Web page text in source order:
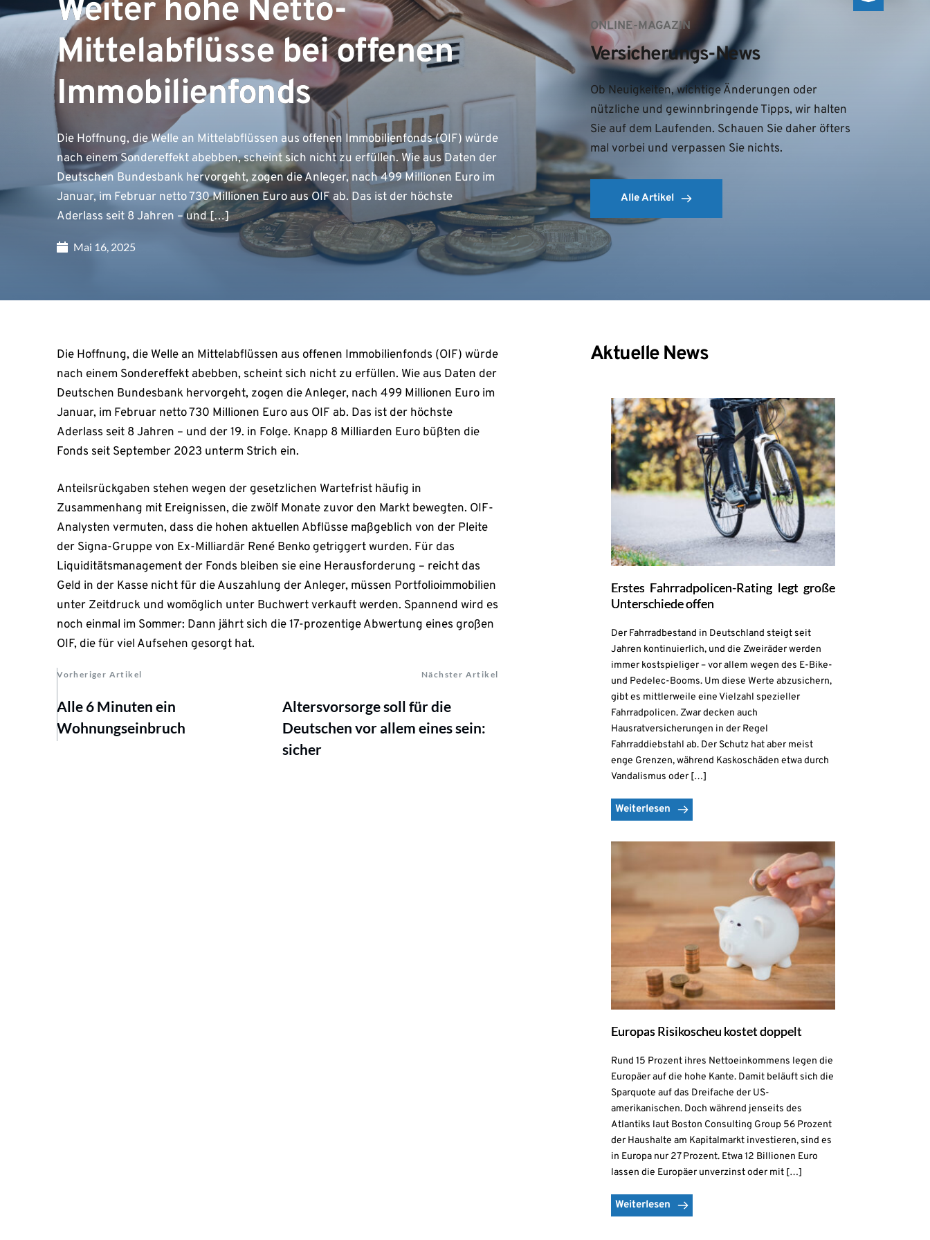
Weiter hohe Netto-
Mittelabflüsse bei offenen
Immobilienfonds
Die Hoffnung, die Welle an Mittelabflüssen aus offenen Immobilienfonds (OIF) würde
nach einem Sondereffekt abebben, scheint sich nicht zu erfüllen. Wie aus Daten der
Deutschen Bundesbank hervorgeht, zogen die Anleger, nach 499 Millionen Euro im
Januar, im Februar netto 730 Millionen Euro aus OIF ab. Das ist der höchste
Aderlass seit 8 Jahren – und […]
Mai 16, 2025
ONLINE-MAGAZIN
Versicherungs-News
Ob Neuigkeiten, wichtige Änderungen oder
nützliche und gewinnbringende Tipps, wir halten
Sie auf dem Laufenden. Schauen Sie daher öfters
mal vorbei und verpassen Sie nichts.
Alle Artikel
Die Hoffnung, die Welle an Mittelabflüssen aus offenen Immobilienfonds (OIF) würde
nach einem Sondereffekt abebben, scheint sich nicht zu erfüllen. Wie aus Daten der
Deutschen Bundesbank hervorgeht, zogen die Anleger, nach 499 Millionen Euro im
Januar, im Februar netto 730 Millionen Euro aus OIF ab. Das ist der höchste
Aderlass seit 8 Jahren – und der 19. in Folge. Knapp 8 Milliarden Euro büßten die
Fonds seit September 2023 unterm Strich ein.
Anteilsrückgaben stehen wegen der gesetzlichen Wartefrist häufig in
Zusammenhang mit Ereignissen, die zwölf Monate zuvor den Markt bewegten. OIF-
Analysten vermuten, dass die hohen aktuellen Abflüsse maßgeblich von der Pleite
der Signa-Gruppe von Ex-Milliardär René Benko getriggert wurden. Für das
Liquiditätsmanagement der Fonds bleiben sie eine Herausforderung – reicht das
Geld in der Kasse nicht für die Auszahlung der Anleger, müssen Portfolioimmobilien
unter Zeitdruck und womöglich unter Buchwert verkauft werden. Spannend wird es
noch einmal im Sommer: Dann jährt sich die 17-prozentige Abwertung eines großen
OIF, die für viel Aufsehen gesorgt hat.
Vorheriger Artikel Nächster Artikel
Alle 6 Minuten ein
Wohnungseinbruch
Altersvorsorge soll für die
Deutschen vor allem eines sein:
sicher
Aktuelle News
Erstes Fahrradpolicen-Rating legt große
Unterschiede offen
Der Fahrradbestand in Deutschland steigt seit
Jahren kontinuierlich, und die Zweiräder werden
immer kostspieliger – vor allem wegen des E-Bike-
und Pedelec-Booms. Um diese Werte abzusichern,
gibt es mittlerweile eine Vielzahl spezieller
Fahrradpolicen. Zwar decken auch
Hausratversicherungen in der Regel
Fahrraddiebstahl ab. Der Schutz hat aber meist
enge Grenzen, während Kaskoschäden etwa durch
Vandalismus oder […]
Weiterlesen
Europas Risikoscheu kostet doppelt
Rund 15 Prozent ihres Nettoeinkommens legen die
Europäer auf die hohe Kante. Damit beläuft sich die
Sparquote auf das Dreifache der US-
amerikanischen. Doch während jenseits des
Atlantiks laut Boston Consulting Group 56 Prozent
der Haushalte am Kapitalmarkt investieren, sind es
in Europa nur 27 Prozent. Etwa 12 Billionen Euro
lassen die Europäer unverzinst oder mit […]
Weiterlesen